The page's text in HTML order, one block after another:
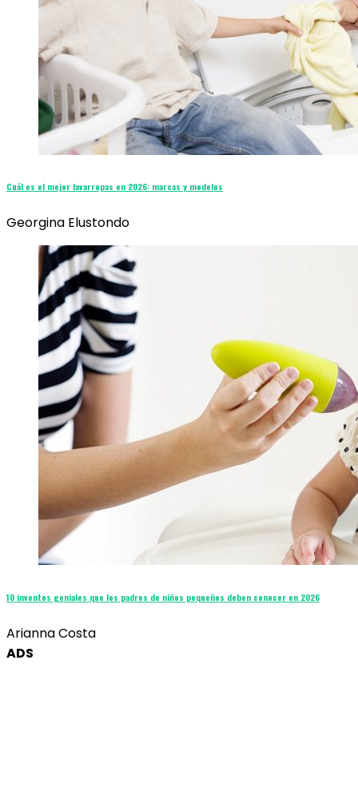
Cuál es el mejor lavarropas en 2026: marcas y modelos
Georgina Elustondo
10 inventos geniales que los padres de niños pequeños deben conocer en 2026
Arianna Costa
ADS